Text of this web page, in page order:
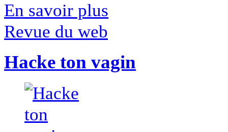
En savoir plus
Revue du web
Hacke ton vagin